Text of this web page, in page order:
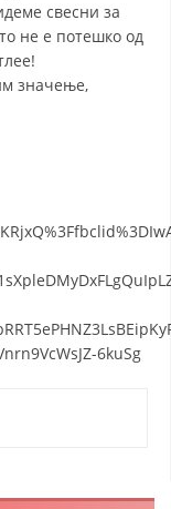
ТЕЛА
свесни за
не е потешко од
значење,
6kuSg